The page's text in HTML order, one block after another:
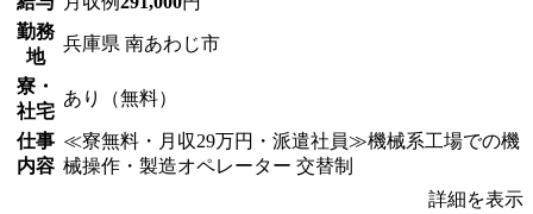
勤務
地
兵庫県 南あわじ市
寮・
社宅
あり（無料）
仕事
内容
≪寮無料・月収29万円・派遣社員≫機械系工場での機
械操作・製造オペレーター 交替制
詳細を表示